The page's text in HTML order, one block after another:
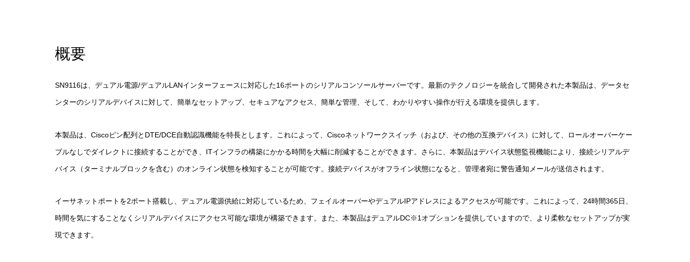
概要
SN9116は、デュアル電源/デュアルLANインターフェースに対応した16ポートのシリアルコンソールサーバーです。最新のテクノロジーを統合して開発された本製品は、データセ
ンターのシリアルデバイスに対して、簡単なセットアップ、セキュアなアクセス、簡単な管理、そして、わかりやすい操作が行える環境を提供します。
本製品は、Ciscoピン配列とDTE/DCE自動認識機能を特長とします。これによって、Ciscoネットワークスイッチ（および、その他の互換デバイス）に対して、ロールオーバーケー
ブルなしでダイレクトに接続することができ、ITインフラの構築にかかる時間を大幅に削減することができます。さらに、本製品はデバイス状態監視機能により、接続シリアルデ
バイス（ターミナルブロックを含む）のオンライン状態を検知することが可能です。接続デバイスがオフライン状態になると、管理者宛に警告通知メールが送信されます。
イーサネットポートを2ポート搭載し、デュアル電源供給に対応しているため、フェイルオーバーやデュアルIPアドレスによるアクセスが可能です。これによって、24時間365日、
時間を気にすることなくシリアルデバイスにアクセス可能な環境が構築できます。また、本製品はデュアルDC※1オプションを提供していますので、より柔軟なセットアップが実
現できます。